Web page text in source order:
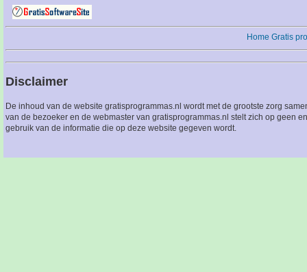
Home Gratis
Disclaimer
De inhoud van de website gratisprogrammas.nl wordt met de grootste zorg
van de bezoeker en de webmaster van gratisprogrammas.nl stelt zich op geen
gebruik van de informatie die op deze website gegeven wordt.